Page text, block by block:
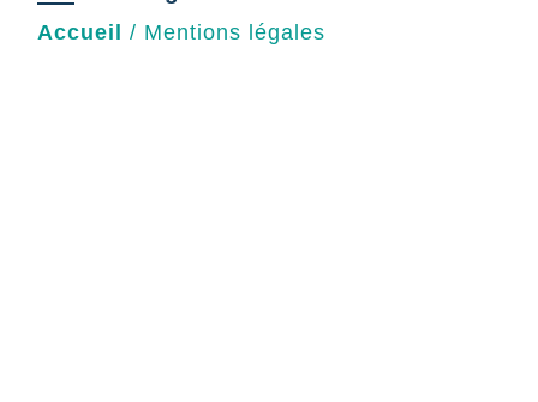
Accueil / Mentions légales